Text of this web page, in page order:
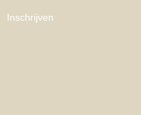
Inschrijven